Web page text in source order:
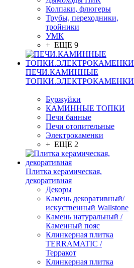
Колпаки, флюгеры
Трубы, переходники,
тройники
УМК
+ ЕЩЕ 9
ПЕЧИ.КАМИННЫЕ
ТОПКИ.ЭЛЕКТРОКАМЕНКИ
Буржуйки
КАМИННЫЕ ТОПКИ
Печи банные
Печи отопительные
Электрокаменки
+ ЕЩЕ 2
Плитка керамическая,
декоративная
Декоры
Камень декоративный/
искуственный Wallstone
Камень натуральный /
Каменный пояс
Клинкерная плитка
TERRAMATIC /
Терракот
Клинкерная плитка